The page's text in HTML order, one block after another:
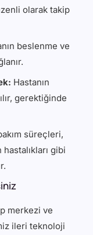
olarak takip
beslenme ve
Hastanın
gerektiğinde
süreçleri,
gibi
merkezi ve
ileri teknoloji